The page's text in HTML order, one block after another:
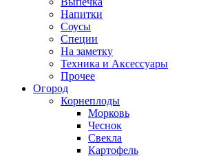
Напитки
Соусы
Специи
На заметку
Техника и Аксессуары
Прочее
Огород
Корнеплоды
Морковь
Чеснок
Свекла
Картофель